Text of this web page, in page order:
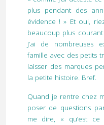
plus pendant des
évidence ! » Et oui,
beaucoup plus
J’ai de nombreuses
famille avec des petits
laisser des marques
la petite histoire. Bref.
Quand je rentre chez
poser de questions
me dire, « qu’est